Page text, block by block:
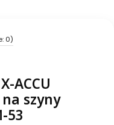
0)
ACCU
szyny
53